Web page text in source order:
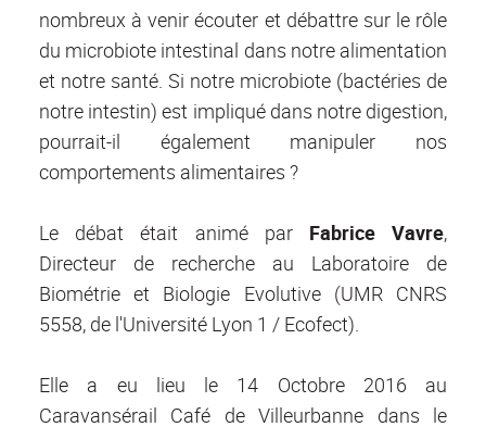
nombreux à venir écouter et débattre sur le rôle
du microbiote intestinal dans notre alimentation
et notre santé. Si notre microbiote (bactéries de
notre intestin) est impliqué dans notre digestion,
pourrait-il également manipuler nos
comportements alimentaires ?
Le débat était animé par Fabrice Vavre,
Directeur de recherche au Laboratoire de
Biométrie et Biologie Evolutive (UMR CNRS
5558, de l'Université Lyon 1 / Ecofect).
Elle a eu lieu le 14 Octobre 2016 au
Caravansérail Café de Villeurbanne dans le